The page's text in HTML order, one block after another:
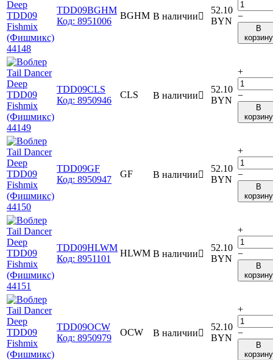
TDD09BGHM
Код: 8951006
BGHM В наличии
52.10
BYN −
В
корзину
TDD09CLS
Код: 8950946
CLS В наличии
52.10
BYN
+
−
В
корзину
TDD09GF
Код: 8950947
GF В наличии
52.10
BYN
+
−
В
корзину
TDD09HLWM
Код: 8951101
HLWM В наличии
52.10
BYN
+
−
В
корзину
TDD09OCW
Код: 8950979
OCW В наличии
52.10
BYN
+
−
В
корзину